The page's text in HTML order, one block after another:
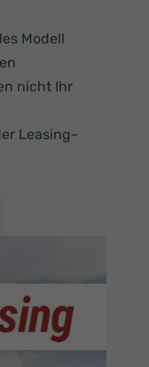
Modell
nicht Ihr
Leasing-